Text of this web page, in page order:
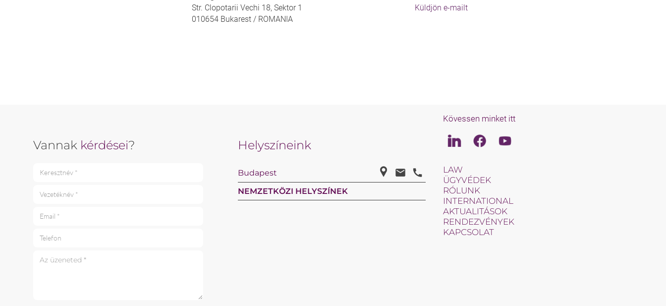
Str. Clopotarii Vechi 18, Sektor 1
010654 Bukarest / ROMANIA
Küldjön e-mailt
Vannak kérdései?
Keresztnév *
Vezetéknév *
Email *
Telefon
Helyszíneink
Budapest
NEMZETKÖZI HELYSZÍNEK
Kövessen minket itt
LinkedinFacebookYoutube
LAW
ÜGYVÉDEK
RÓLUNK
INTERNATIONAL
AKTUALITÁSOK
RENDEZVÉNYEK
KAPCSOLAT